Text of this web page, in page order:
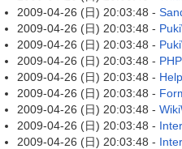
2009-04-26 (日) 20:03:48 -
2009-04-26 (日) 20:03:48 -
2009-04-26 (日) 20:03:48 -
2009-04-26 (日) 20:03:48 - PHP
2009-04-26 (日) 20:03:48 - Help
2009-04-26 (日) 20:03:48 -
2009-04-26 (日) 20:03:48 -
2009-04-26 (日) 20:03:48 -
2009-04-26 (日) 20:03:48 -